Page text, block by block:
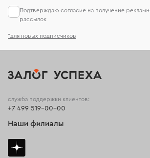
*для новых подписчиков
Подтверждаю согласие на получение
рассылок
служба поддержки клиентов:
+7 499 519-00-00
Наши филиалы